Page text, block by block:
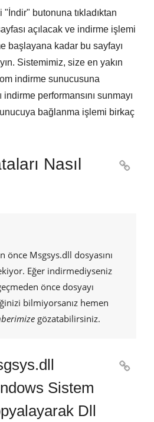
" İndir" butonuna tıkladıktan
açılacak ve indirme işlemi
başlayana kadar bu sayfayı
Sistemimiz, size en yakın
indirme sunucusuna
indirme performansını sunmayı
bağlanma işlemi birkaç
Nasıl

önce Msgsys.dll dosyasını
Eğer indirmediyseniz
önce dosyayı
bilmiyorsanız hemen
gözatabilirsiniz.
Sistem
Dll
